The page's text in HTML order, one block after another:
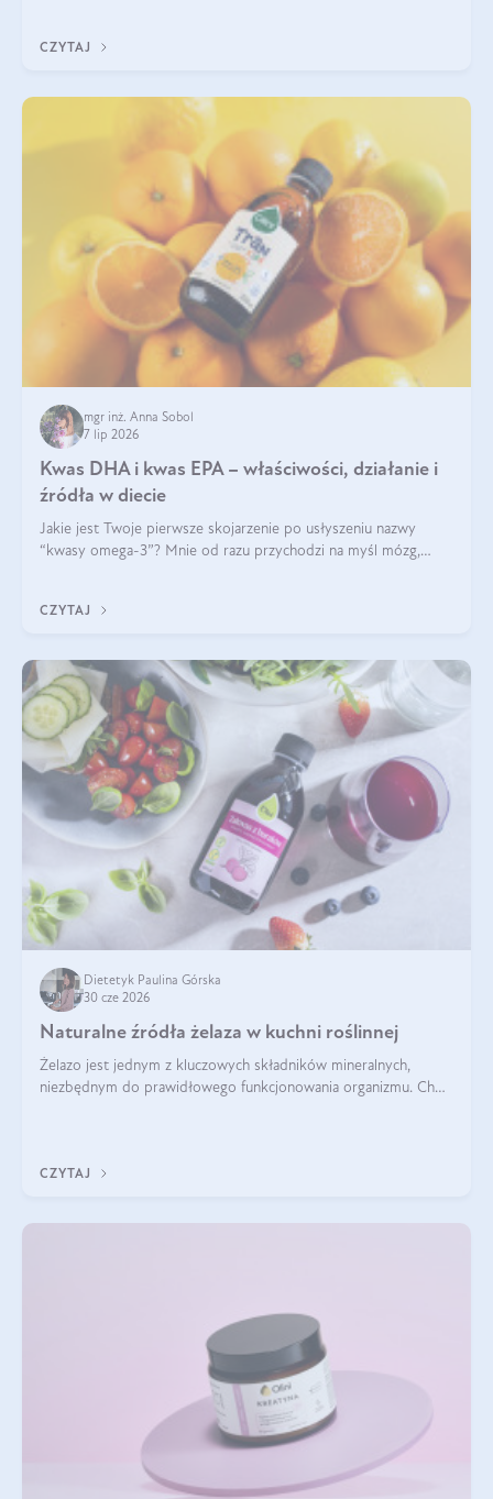
CZYTAJ
mgr inż. Anna Sobol
7 lip 2026
Kwas DHA i kwas EPA – właściwości, działanie i
źródła w diecie
Jakie jest Twoje pierwsze skojarzenie po usłyszeniu nazwy
“kwasy omega-3”? Mnie od razu przychodzi na myśl mózg,
EPA.
CZYTAJ
Dietetyk Paulina Górska
30 cze 2026
Naturalne źródła żelaza w kuchni roślinnej
Żelazo jest jednym z kluczowych składników mineralnych,
niezbędnym do prawidłowego funkcjonowania organizmu. Choć
CZYTAJ